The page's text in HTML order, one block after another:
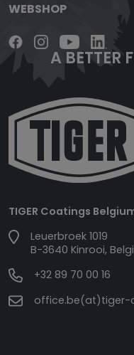
WEBSHOP
A BETTER
TIGER Coatings
Leuerbroek 1019
B-3640 Kinrooi,
+32 89 70 00 16
office.be(at)tiger-